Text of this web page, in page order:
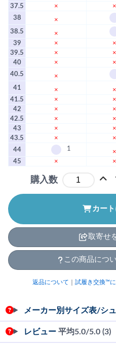
37.5
× ×
38
×
38.5
×
39 × ×
39.5
× ×
40
× ×
40.5
×
41
× ×
41.5 × ×
42
× ×
42.5
× ×
43
× ×
43.5
× ×
44
1 ×
45
× ×
購入数
カー
取寄せ
この商品につ
返品について 試履き交換™
メーカー別サイズ表/シ
レビュー 平均5.0/5.0 (3)